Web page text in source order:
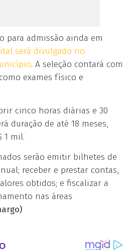
para admissão ainda em
será divulgado no
. A seleção contará com
exames físico e
cinco horas diárias e 30
duração de até 18 meses,
1 mil.
serão emitir bilhetes de
receber e prestar contas,
obtidos; e fiscalizar a
nas áreas